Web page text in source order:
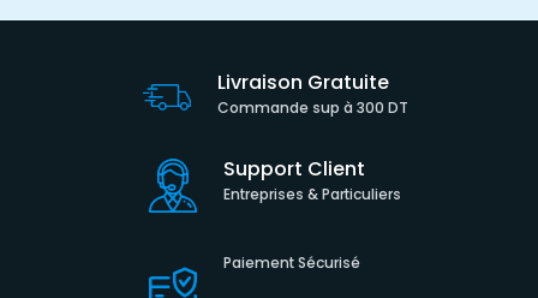
Livraison Gratuite
Commande sup à 300 DT
Support Client
Entreprises & Particuliers
Paiement Sécurisé